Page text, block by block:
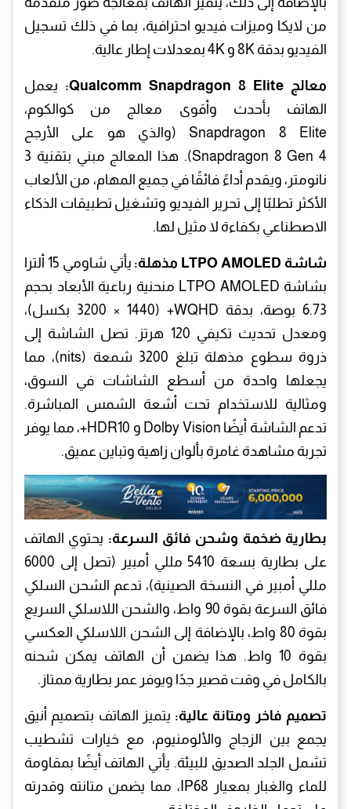
من لايكا وميزات فيديو احترافية، بما في ذلك تسجيل
الفيديو بدقة 8K و 4K بمعدلات إطار عالية.
معالج Qualcomm Snapdragon 8 Elite:
يعمل
الهاتف بأحدث وأقوى معالج من كوالكوم،
Snapdragon 8 Elite (والذي هو على الأرجح
Snapdragon 8 Gen 4). هذا المعالج مبني بتقنية 3
نانومتر، ويقدم أداءً فائقًا في جميع المهام، من الألعاب
الأكثر تطلبًا إلى تحرير الفيديو وتشغيل تطبيقات الذكاء
الاصطناعي بكفاءة لا مثيل لها.
شاشة LTPO AMOLED مذهلة:
يأتي شاومي 15 ألترا
بشاشة LTPO AMOLED منحنية رباعية الأبعاد بحجم
6.73 بوصة، بدقة WQHD+ (3200 × 1440 بكسل)،
ومعدل تحديث تكيفي 120 هرتز. تصل الشاشة إلى
ذروة سطوع مذهلة تبلغ 3200 شمعة (nits)، مما
يجعلها واحدة من أسطع الشاشات في السوق،
ومثالية للاستخدام تحت أشعة الشمس المباشرة.
تدعم الشاشة أيضًا Dolby Vision و HDR10+، مما يوفر
تجربة مشاهدة غامرة بألوان زاهية وتباين عميق.
بطارية ضخمة وشحن فائق السرعة: يحتوي الهاتف
على بطارية بسعة 5410 مللي أمبير (تصل إلى 6000
مللي أمبير في النسخة الصينية)، تدعم الشحن السلكي
فائق السرعة بقوة 90 واط، والشحن اللاسلكي السريع
بقوة 80 واط، بالإضافة إلى الشحن اللاسلكي العكسي
بقوة 10 واط. هذا يضمن أن الهاتف يمكن شحنه
بالكامل في وقت قصير جدًا ويوفر عمر بطارية ممتاز.
تصميم فاخر ومتانة عالية: يتميز الهاتف بتصميم أنيق
يجمع بين الزجاج والألومنيوم، مع خيارات تشطيب
تشمل الجلد الصديق للبيئة. يأتي الهاتف أيضًا بمقاومة
للماء والغبار بمعيار IP68، مما يضمن متانته وقدرته